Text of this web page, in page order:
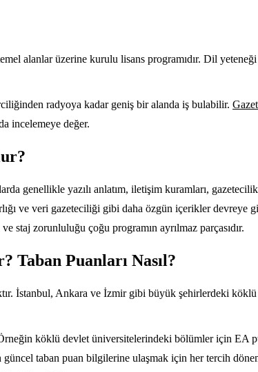
alanlar üzerine kurulu lisans programıdır. Dil
radyoya kadar geniş bir alanda iş bulabilir.
incelemeye değer.
genellikle yazılı anlatım, iletişim kuramları,
ve veri gazeteciliği gibi daha özgün içerikler devreye
staj zorunluluğu çoğu programın ayrılmaz parçasıdır.
Puanları Nasıl?
İstanbul, Ankara ve İzmir gibi büyük şehirlerdeki
köklü devlet üniversitelerindeki bölümler için EA
taban puan bilgilerine ulaşmak için her tercih